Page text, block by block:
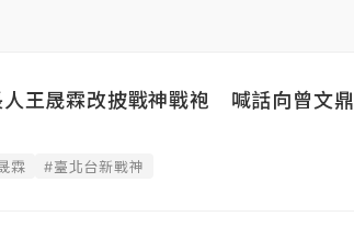
王晟霖改披戰神戰袍 喊話向曾文鼎
霖 #臺北台新戰神